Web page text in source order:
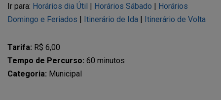
Ir para: Horários dia Útil | Horários Sábado | Horários
Domingo e Feriados | Itinerário de Ida | Itinerário de Volta
Tarifa: R$ 6,00
Tempo de Percurso: 60 minutos
Categoria: Municipal